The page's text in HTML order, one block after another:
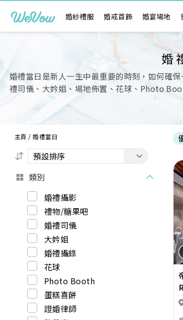
婚紗禮服 婚戒首飾 婚宴場地
婚
婚禮當日是新人一生中最重要的時刻，如何確
禮司儀、大妗姐、場地佈置、花球、Photo
主頁 /婚禮當日
類別
婚禮攝影
禮物/糖果吧
婚禮司儀
大妗姐
婚禮攝錄
花球
Photo Booth
蛋糕喜餅
證婚律師